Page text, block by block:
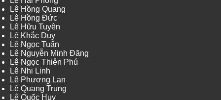
Lê Hồng Quang
Lê Hồng Đức
Lê Hữu Tuyên
Lê Khắc Duy
Lê Ngọc Tuấn
Lê Nguyễn Minh Đăng
Lê Ngọc Thiên Phú
Lê Nhi Linh
Lê Phương Lan
Lê Quang Trung
Lê Quốc Huy